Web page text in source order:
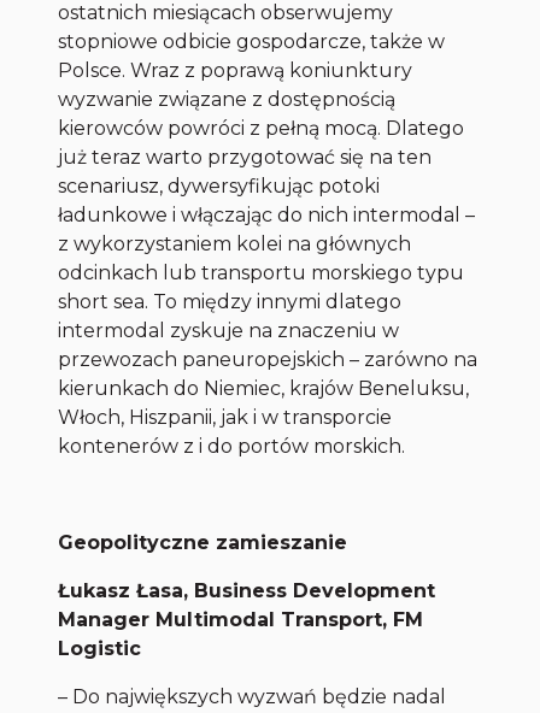
ostatnich miesiącach obserwujemy
stopniowe odbicie gospodarcze, także w
Polsce. Wraz z poprawą koniunktury
wyzwanie związane z dostępnością
kierowców powróci z pełną mocą. Dlatego
już teraz warto przygotować się na ten
scenariusz, dywersyfikując potoki
ładunkowe i włączając do nich intermodal –
z wykorzystaniem kolei na głównych
odcinkach lub transportu morskiego typu
short sea. To między innymi dlatego
intermodal zyskuje na znaczeniu w
przewozach paneuropejskich – zarówno na
kierunkach do Niemiec, krajów Beneluksu,
Włoch, Hiszpanii, jak i w transporcie
kontenerów z i do portów morskich.
Geopolityczne zamieszanie
Łukasz Łasa, Business Development
Manager Multimodal Transport, FM
Logistic
– Do największych wyzwań będzie nadal